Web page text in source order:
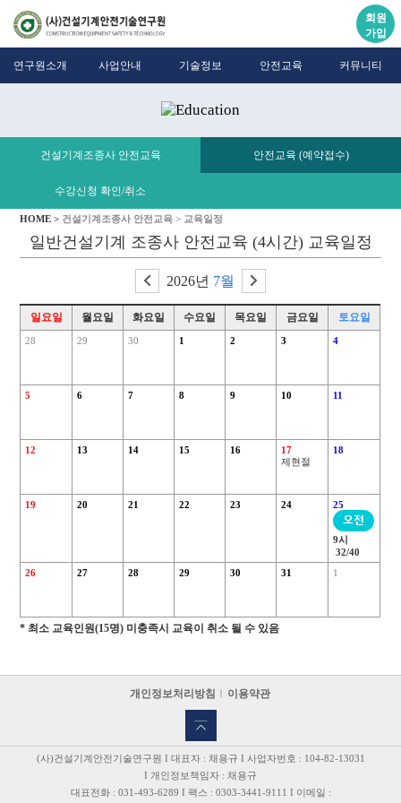
회원
가입
연구원소개 사업안내 기술정보 안전교육 커뮤니티
건설기계조종사 안전교육 안전교육 (예약접수)
수강신청 확인/취소
HOME > 건설기계조종사 안전교육 > 교육일정
일반건설기계 조종사 안전교육 (4시간) 교육일정
2026년 7월
일요일 월요일 화요일 수요일 목요일 금요일 토요일
28 29 30 1 2 3 4
5 6 7 8 9 10 11
12 13 14 15 16
17
제현절
18
19 20 21 22 23 24 25
9시
32/40
26
27 28 29 30 31 1
* 최소 교육인원(15명) 미충족시 교육이 취소 될 수 있음
개인정보처리방침 이용약관
(사)건설기계안전기술연구원 I 대표자 : 채용규 I 사업자번호 : 104-82-13031
I 개인정보책임자 : 채용규
대표전화 : 031-493-6289 I 팩스 : 0303-3441-9111 I 이메일 :